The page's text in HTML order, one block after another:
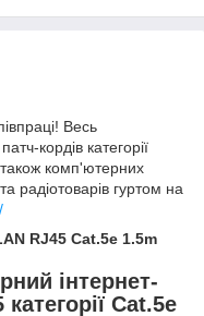
Весь
кордів категорії
комп'ютерних
радіотоварів гуртом на
RJ45 Cat.5e 1.5m
інтернет-
Cat.5e